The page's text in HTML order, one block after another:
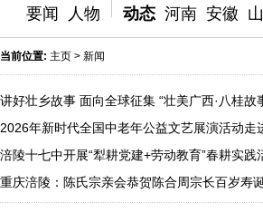
要闻
人物
动态 河南 安徽
当前位置: 主页 > 新闻
讲好壮乡故事 面向全球征集 “壮美广西·八桂故
2026年新时代全国中老年公益文艺展演活动走
涪陵十七中开展“犁耕党建+劳动教育”春耕实践
重庆涪陵：陈氏宗亲会恭贺陈合周宗长百岁寿